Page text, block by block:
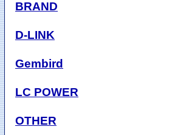
BRAND
D-LINK
Gembird
LC POWER
OTHER